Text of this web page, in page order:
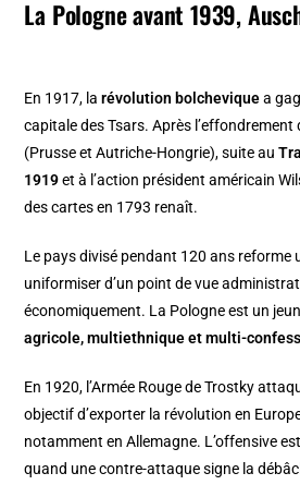
La Pologne avant 1939,
En 1917, larévolution bolcheviquea
capitale des Tsars. Après
(Prusse et Autriche-Hongrie), suite au
1919et à l’action président américain
des cartes en 1793 renaît.
Le pays divisé pendant 120 ans reforme
uniformiser d’un point de vue
économiquement. La Pologne est un
agricole, multiethnique et multi-
En 1920, l’Armée Rouge de Trostky
objectif d’exporter la révolution en
notamment en Allemagne. L’offensive
quand une contre-attaque signe la